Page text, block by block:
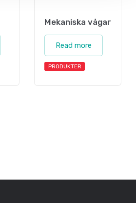
Mekaniska vågar
Read more
PRODUKTER